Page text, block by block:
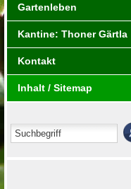
Gartenleben
Kantine: Thoner Gärtla
Kontakt
Inhalt / Sitemap